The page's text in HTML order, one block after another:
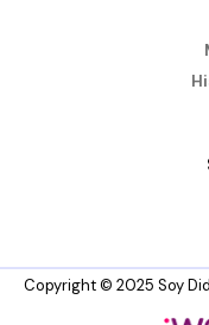
Copyright © 2025 Soy